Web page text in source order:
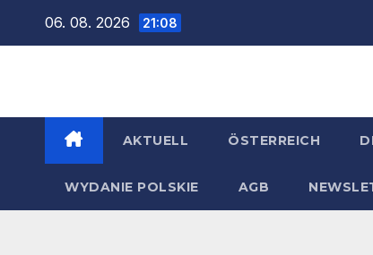
06. 08. 2026 21:08
AKTUELL ÖSTERREICH
WYDANIE POLSKIE AGB